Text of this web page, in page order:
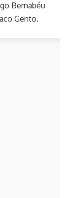
Bernabéu
Gento.